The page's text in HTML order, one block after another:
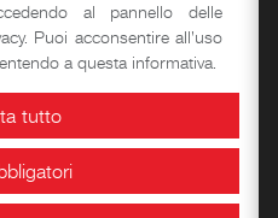
d’autore
didattici
al pannello delle
Puoi acconsentire all'uso
a questa informativa.
tutto